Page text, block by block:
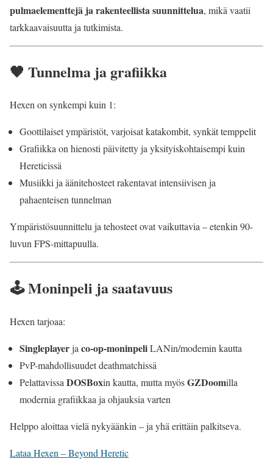
pulmaelementtejä ja rakenteellista suunnittelua, mikä vaatii
tarkkaavaisuutta ja tutkimista.
🖤 Tunnelma ja grafiikka
Hexen on synkempi kuin 1:
Goottilaiset ympäristöt, varjoisat katakombit, synkät temppelit
Grafiikka on hienosti päivitetty ja yksityiskohtaisempi kuin
Hereticissä
Musiikki ja äänitehosteet rakentavat intensiivisen ja
pahaenteisen tunnelman
Ympäristösuunnittelu ja tehosteet ovat vaikuttavia – etenkin 90-
luvun FPS-mittapuulla.
🕹️ Moninpeli ja saatavuus
Hexen tarjoaa:
Singleplayerjaco-op-moninpeliLANin/modemin kautta
PvP-mahdollisuudet deathmatchissä
PelattavissaDOSBoxin kautta, mutta myösGZDoomilla
modernia grafiikkaa ja ohjauksia varten
Helppo aloittaa vielä nykyäänkin – ja yhä erittäin palkitseva.
Lataa Hexen – Beyond Heretic